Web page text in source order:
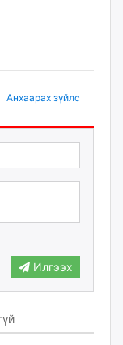
Анхаарах зүйлс
Илгээх